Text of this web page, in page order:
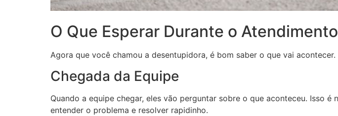
O Que Esperar Durante o
Agora que você chamou a desentupidora, é bom saber o que vai
Chegada da Equipe
Quando a equipe chegar, eles vão perguntar sobre o que aconteceu. Isso
entender o problema e resolver rapidinho.